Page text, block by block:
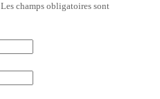
Les champs obligatoires sont